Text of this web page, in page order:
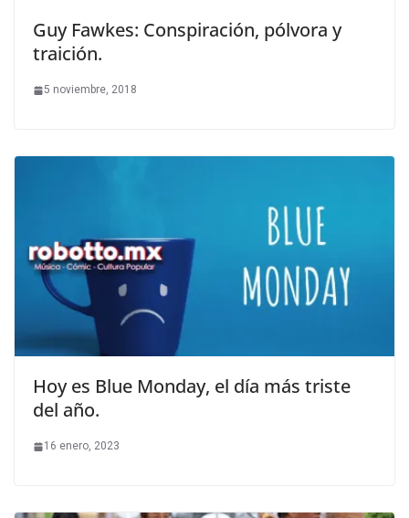
Guy Fawkes: Conspiración, pólvora y
traición.
5 noviembre, 2018
Hoy es Blue Monday, el día más triste
del año.
16 enero, 2023